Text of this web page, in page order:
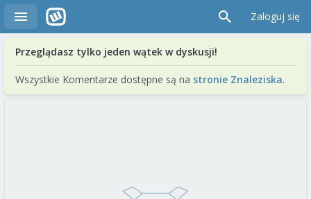
Zaloguj się
Przeglądasz tylko jeden wątek w dyskusji!
Wszystkie Komentarze dostępne są na stronie Znaleziska.